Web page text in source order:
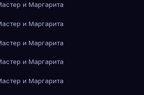
и Маргарита
и Маргарита
и Маргарита
и Маргарита
и Маргарита